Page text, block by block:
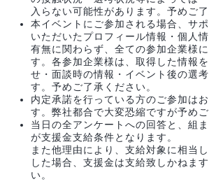
入らない可能性があります。予めご了
本イベントにご参加される場合、サ
いただいたプロフィール情報・個人
有無に関わらず、全ての参加企業様
す。各参加企業様は、取得した情報
せ・面談時の情報・イベント後の選
す。予めご了承ください。
内定承諾を行っている方のご参加は
す。弊社都合で大変恐縮ですが予めご
当日の全アンケートへの回答と、組
が支援金支給条件となります。
また他理由により、支給対象に相当
した場合、支援金は支給致しかねま
い。